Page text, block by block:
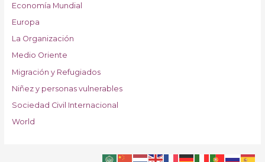
Economía Mundial
Europa
La Organización
Medio Oriente
Migración y Refugiados
Niñez y personas vulnerables
Sociedad Civil Internacional
World